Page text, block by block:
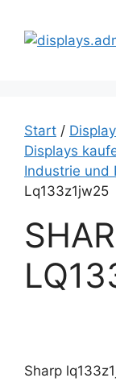
Inhalt
springen
Start /
Displays
Industrie und
Lq133z1jw25
Sharp